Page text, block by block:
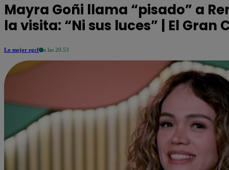
Mayra Goñi llama “pisado” a
la visita: “Ni sus luces” | El Gran
Lo mejor egcf a las 20:53